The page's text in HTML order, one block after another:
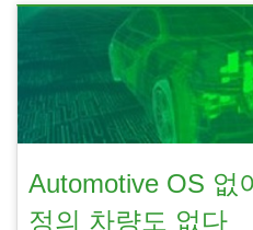
Automotive OS 없
정의 차량도 없다